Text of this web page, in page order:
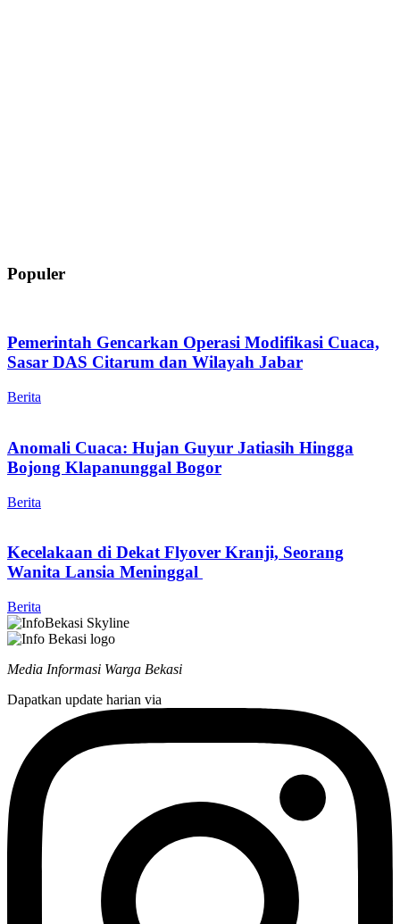
Populer
Pemerintah Gencarkan Operasi Modifikasi Cuaca,
Sasar DAS Citarum dan Wilayah Jabar
Berita
Anomali Cuaca: Hujan Guyur Jatiasih Hingga
Bojong Klapanunggal Bogor
Berita
Kecelakaan di Dekat Flyover Kranji, Seorang
Wanita Lansia Meninggal
Berita
Media Informasi Warga Bekasi
Dapatkan update harian via